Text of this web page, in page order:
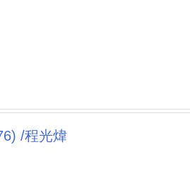
/程光煒